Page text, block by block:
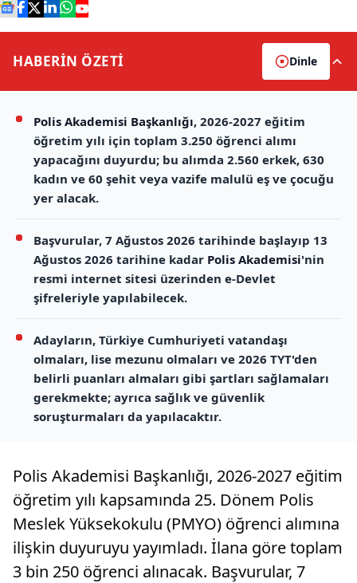
HABERİN ÖZETİ Dinle
Polis Akademisi Başkanlığı, 2026-2027 eğitim
öğretim yılı için toplam 3.250 öğrenci alımı
yapacağını duyurdu; bu alımda 2.560 erkek, 630
kadın ve 60 şehit veya vazife malulü eş ve çocuğu
yer alacak.
Başvurular, 7 Ağustos 2026 tarihinde başlayıp 13
Ağustos 2026 tarihine kadar Polis Akademisi'nin
resmi internet sitesi üzerinden e-Devlet
şifreleriyle yapılabilecek.
Adayların, Türkiye Cumhuriyeti vatandaşı
olmaları, lise mezunu olmaları ve 2026 TYT'den
belirli puanları almaları gibi şartları sağlamaları
gerekmekte; ayrıca sağlık ve güvenlik
soruşturmaları da yapılacaktır.
Polis Akademisi Başkanlığı, 2026-2027 eğitim
öğretim yılı kapsamında 25. Dönem Polis
Meslek Yüksekokulu (PMYO) öğrenci alımına
ilişkin duyuruyu yayımladı. İlana göre toplam
3 bin 250 öğrenci alınacak. Başvurular, 7